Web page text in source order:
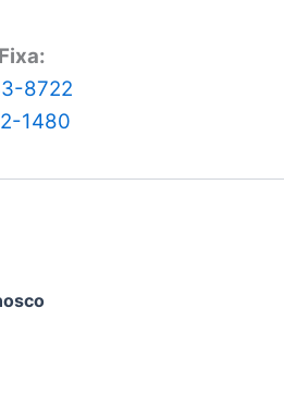
8722
1480